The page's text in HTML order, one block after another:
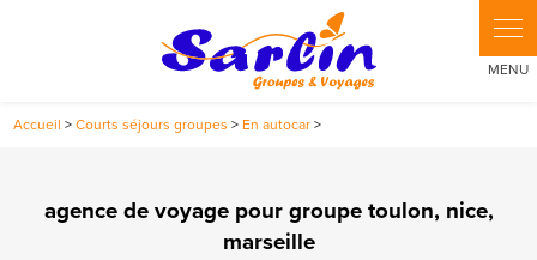
Accueil >Courts séjours groupes > En autocar>
agence de voyage pour groupe toulon, nice,
marseille